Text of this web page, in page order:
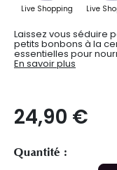
Laissez vous séduire
petits bonbons à la
essentielles pour
En savoir plus
24,90 €
Quantité :